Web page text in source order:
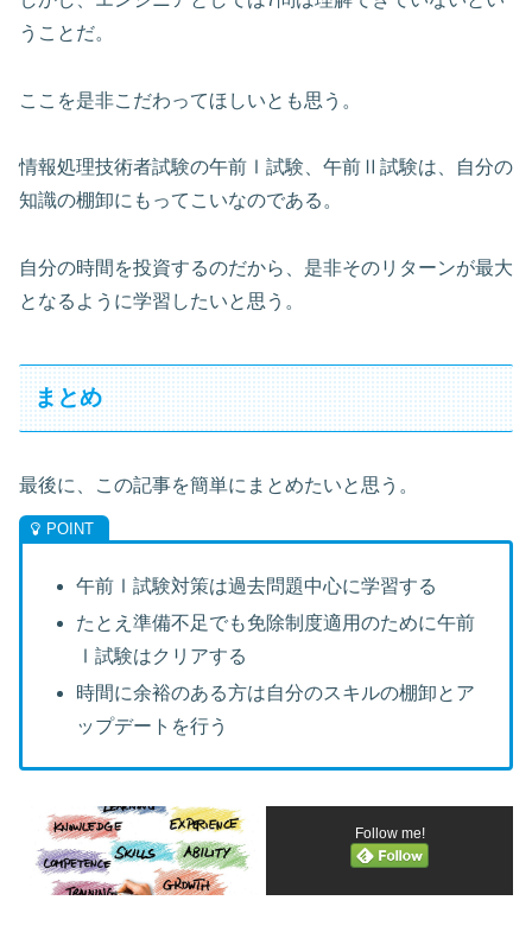
うことだ。
ここを是非こだわってほしいとも思う。
情報処理技術者試験の午前Ⅰ試験、午前Ⅱ試験は、自分の
知識の棚卸にもってこいなのである。
自分の時間を投資するのだから、是非そのリターンが最大
となるように学習したいと思う。
まとめ
最後に、この記事を簡単にまとめたいと思う。
午前Ⅰ試験対策は過去問題中心に学習する
たとえ準備不足でも免除制度適用のために午前
Ⅰ試験はクリアする
時間に余裕のある方は自分のスキルの棚卸とア
ップデートを行う
Follow me!